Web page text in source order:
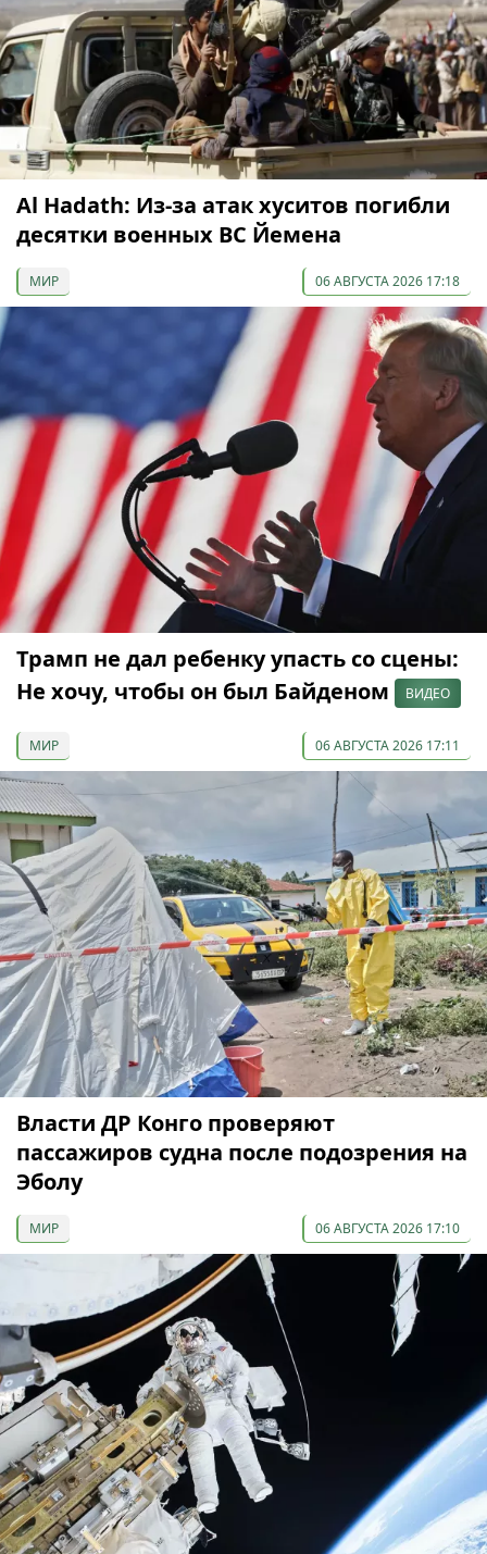
Al Hadath: Из-за атак хуситов погибли
десятки военных ВС Йемена
МИР 06 АВГУСТА 2026 17:18
Трамп не дал ребенку упасть со сцены:
Не хочу, чтобы он был Байденом
ВИДЕО
МИР 06 АВГУСТА 2026 17:11
Власти ДР Конго проверяют
пассажиров судна после подозрения на
Эболу
МИР 06 АВГУСТА 2026 17:10